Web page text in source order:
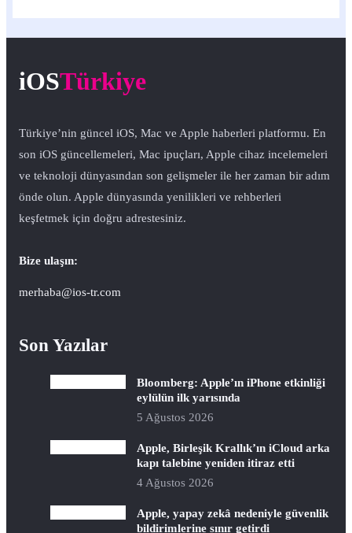
iOSTürkiye
Türkiye’nin güncel iOS, Mac ve Apple haberleri platformu. En
son iOS güncellemeleri, Mac ipuçları, Apple cihaz incelemeleri
ve teknoloji dünyasından son gelişmeler ile her zaman bir adım
önde olun. Apple dünyasında yenilikleri ve rehberleri
keşfetmek için doğru adrestesiniz.
Bize ulaşın:
merhaba@ios-tr.com
Son Yazılar
Bloomberg: Apple’ın iPhone etkinliği
eylülün ilk yarısında
5 Ağustos 2026
Apple, Birleşik Krallık’ın iCloud arka
kapı talebine yeniden itiraz etti
4 Ağustos 2026
Apple, yapay zekâ nedeniyle güvenlik
bildirimlerine sınır getirdi